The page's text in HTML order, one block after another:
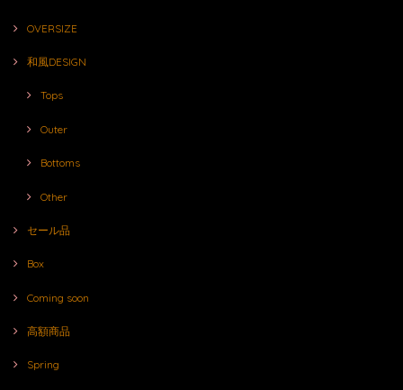
OVERSIZE
和風DESIGN
Tops
Outer
Bottoms
Other
セール品
Box
Coming soon
高額商品
Spring